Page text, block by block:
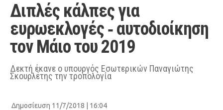
Ειδήσεις
Θέματα
Videos
Podcasts
Viral
Life
Διπλές κάλπες για
ευρωεκλογές ‑ αυτοδιοίκηση
τον Μάιο του 2019
Δεκτή έκανε ο υπουργός Εσωτερικών Παναγιώτης
Σκουρλέτης την τροπολογία
Δημοσίευση 11/7/2018 | 16:04